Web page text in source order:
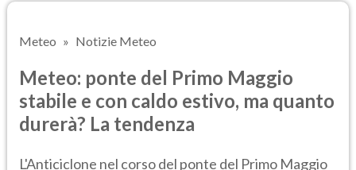
Meteo Notizie Meteo
Meteo: ponte del Primo Maggio
stabile e con caldo estivo, ma quanto
durerà? La tendenza
L'Anticiclone nel corso del ponte del Primo Maggio